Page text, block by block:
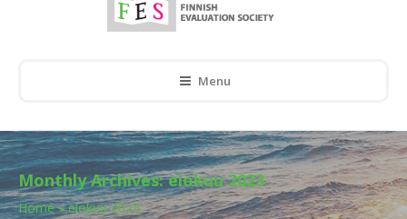
Menu
Monthly Archives:elokuu 2023
Home »elokuu 2023